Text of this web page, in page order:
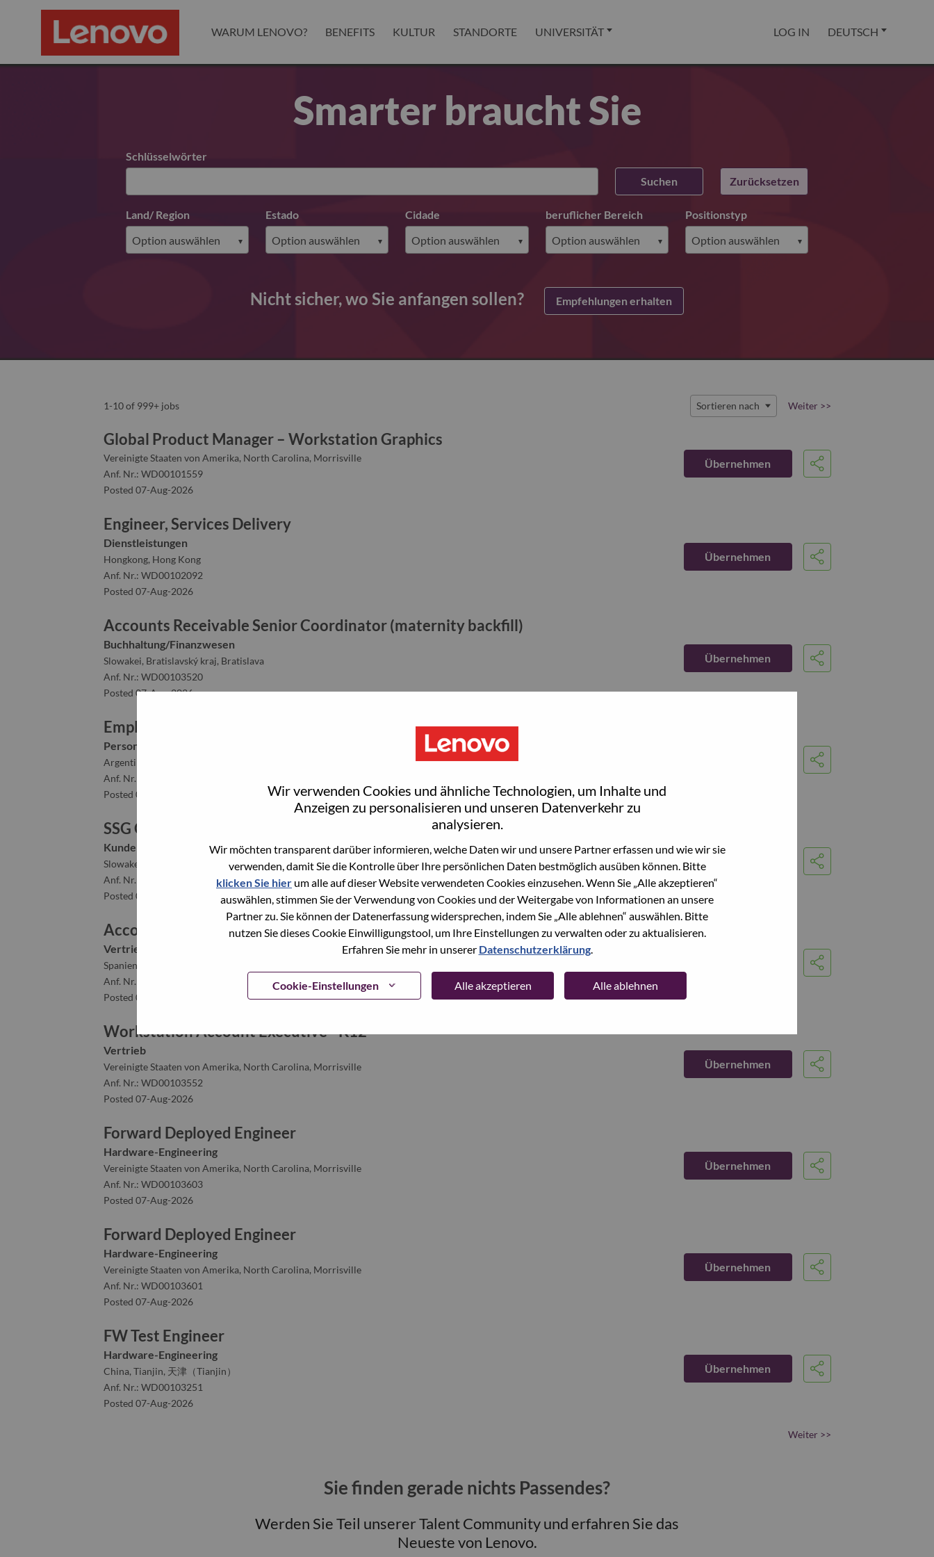
Wir verwenden Cookies und ähnliche Technologien, um Inhalte und
Anzeigen zu personalisieren und unseren Datenverkehr zu
analysieren.
Wir möchten transparent darüber informieren, welche Daten wir und unsere Partner erfassen und wie wir sie
verwenden, damit Sie die Kontrolle über Ihre persönlichen Daten bestmöglich ausüben können. Bitte
klicken Sie hier um alle auf dieser Website verwendeten Cookies einzusehen. Wenn Sie „Alle akzeptieren“
auswählen, stimmen Sie der Verwendung von Cookies und der Weitergabe von Informationen an unsere
Partner zu. Sie können der Datenerfassung widersprechen, indem Sie „Alle ablehnen“ auswählen. Bitte
nutzen Sie dieses Cookie Einwilligungstool, um Ihre Einstellungen zu verwalten oder zu aktualisieren.
Erfahren Sie mehr in unserer Datenschutzerklärung.
Cookie-Einstellungen Alle akzeptieren Alle ablehnen
WARUM LENOVO? BENEFITS KULTUR STANDORTE UNIVERSITÄT LOG IN DEUTSCH
Smarter braucht Sie
Search for open positions
Schlüsselwörter
Suchen
Zurücksetzen
Land/ Region Estado Cidade beruflicher Bereich Positionstyp
Nicht sicher, wo Sie anfangen sollen? Empfehlungen erhalten
1-10 of 999+ jobs Sortieren nach Weiter >>
Global Product Manager – Workstation Graphics
Vereinigte Staaten von Amerika, North Carolina, Morrisville
Anf. Nr.: WD00101559
Posted 07-Aug-2026
Übernehmen Share
Engineer, Services Delivery
Dienstleistungen
Hongkong, Hong Kong
Anf. Nr.: WD00102092
Posted 07-Aug-2026
Übernehmen Share
Accounts Receivable Senior Coordinator (maternity backfill)
Buchhaltung/Finanzwesen
Slowakei, Bratislavský kraj, Bratislava
Anf. Nr.: WD00103520
Posted 07-Aug-2026
Übernehmen Share
Employee Relations Specialist
Personalwesen
Argentinien, Capital Federal, CABA
Anf. Nr.: WD00100551
Posted 07-Aug-2026
Share
SSG Customer Experience Specialist
Kundenerfahrung
Slowakei, Bratislavský kraj, Bratislava
Anf. Nr.: WD00102728
Posted 07-Aug-2026
Share
Account Manager
Vertrieb
Spanien, Madrid, Madrid
Anf. Nr.: WD00103590
Posted 07-Aug-2026
Share
Workstation Account Executive - K12
Vertrieb
Vereinigte Staaten von Amerika, North Carolina, Morrisville
Anf. Nr.: WD00103552
Posted 07-Aug-2026
Übernehmen Share
Forward Deployed Engineer
Hardware-Engineering
Vereinigte Staaten von Amerika, North Carolina, Morrisville
Anf. Nr.: WD00103603
Posted 07-Aug-2026
Übernehmen Share
Forward Deployed Engineer
Hardware-Engineering
Vereinigte Staaten von Amerika, North Carolina, Morrisville
Anf. Nr.: WD00103601
Posted 07-Aug-2026
Übernehmen Share
FW Test Engineer
Hardware-Engineering
China, Tianjin, 天津（Tianjin）
Anf. Nr.: WD00103251
Posted 07-Aug-2026
Übernehmen Share
Weiter >>
Sie finden gerade nichts Passendes?
Werden Sie Teil unserer Talent Community und erfahren Sie das
Neueste von Lenovo.